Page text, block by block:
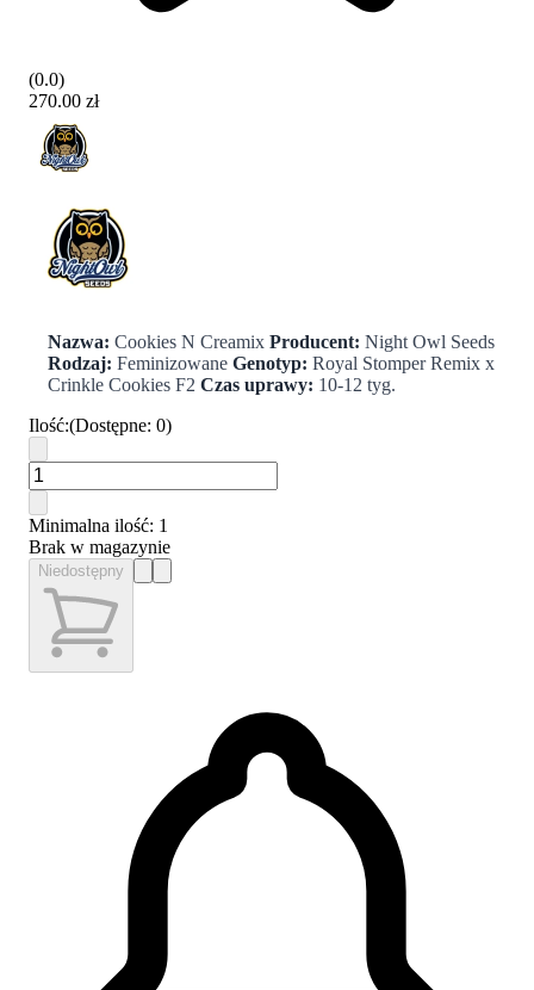
(0.0)
270.00 zł
Nazwa: Cookies N Creamix Producent: Night Owl Seeds
Rodzaj: Feminizowane Genotyp: Royal Stomper Remix x
Crinkle Cookies F2 Czas uprawy: 10-12 tyg.
Ilość:(Dostępne: 0)
Minimalna ilość: 1
Brak w magazynie
Niedostępny